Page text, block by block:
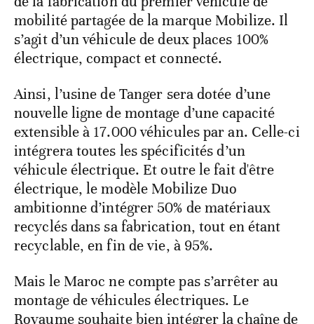
mobilité partagée de la marque Mobilize. Il
s’agit d’un véhicule de deux places 100%
électrique, compact et connecté.
Ainsi, l’usine de Tanger sera dotée d’une
nouvelle ligne de montage d’une capacité
extensible à 17.000 véhicules par an. Celle-ci
intégrera toutes les spécificités d’un
véhicule électrique. Et outre le fait d'être
électrique, le modèle Mobilize Duo
ambitionne d’intégrer 50% de matériaux
recyclés dans sa fabrication, tout en étant
recyclable, en fin de vie, à 95%.
Mais le Maroc ne compte pas s’arrêter au
montage de véhicules électriques. Le
Royaume souhaite bien intégrer la chaîne de